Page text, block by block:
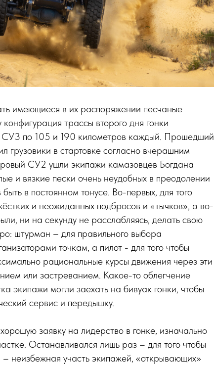
имеющиеся в их распоряжении песчаные
трассы второго дня гонки
СУ3 по 105 и 190 километров каждый. Прошедший
грузовики в стартовке согласно вчерашним
СУ2 ушли экипажи камазовцев Богдана
и вязкие пески очень неудобных в преодолении
в постоянном тонусе. Во-первых, для того
и неожиданных подбросов и «тычков», а во-
ни на секунду не расслабляясь, делать свою
штурман – для правильного выбора
точкам, а пилот - для того чтобы
рациональные курсы движения через эти
или застреванием. Какое-то облегчение
экипажи могли заехать на бивуак гонки, чтобы
сервис и передышку.
заявку на лидерство в гонке, изначально
Останавливался лишь раз – для того чтобы
неизбежная участь экипажей, «открывающих»